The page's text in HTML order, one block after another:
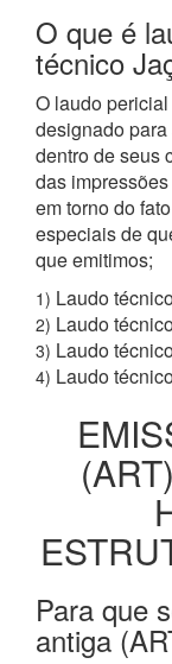
O que é
técnico
O laudo
designado
dentro de seus
das
em torno do
especiais de
que emitimos;
1) Laudo
2) Laudo
3) Laudo
4) Laudo
Para que
antiga